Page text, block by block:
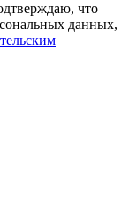
что
данных,